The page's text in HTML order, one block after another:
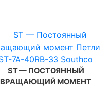
ST — ПОСТОЯННЫЙ
ВРАЩАЮЩИЙ МОМЕНТ